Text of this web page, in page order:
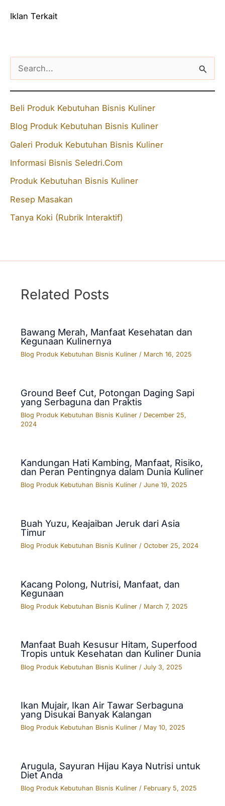
Iklan Terkait
e
r
c
h
f
o
Beli Produk Kebutuhan Bisnis Kuliner
Blog Produk Kebutuhan Bisnis Kuliner
Galeri Produk Kebutuhan Bisnis Kuliner
Informasi Bisnis Seledri.Com
Produk Kebutuhan Bisnis Kuliner
Resep Masakan
Tanya Koki (Rubrik Interaktif)
Related Posts
Bawang Merah, Manfaat Kesehatan dan
Kegunaan Kulinernya
Blog Produk Kebutuhan Bisnis Kuliner / March 16, 2025
Ground Beef Cut, Potongan Daging Sapi
yang Serbaguna dan Praktis
Blog Produk Kebutuhan Bisnis Kuliner / December 25,
2024
Kandungan Hati Kambing, Manfaat, Risiko,
dan Peran Pentingnya dalam Dunia Kuliner
Blog Produk Kebutuhan Bisnis Kuliner /June 19, 2025
Buah Yuzu, Keajaiban Jeruk dari Asia
Timur
Blog Produk Kebutuhan Bisnis Kuliner /October 25, 2024
Kacang Polong, Nutrisi, Manfaat, dan
Kegunaan
Blog Produk Kebutuhan Bisnis Kuliner / March 7, 2025
Manfaat Buah Kesusur Hitam, Superfood
Tropis untuk Kesehatan dan Kuliner Dunia
Blog Produk Kebutuhan Bisnis Kuliner /July 3, 2025
Ikan Mujair, Ikan Air Tawar Serbaguna
yang Disukai Banyak Kalangan
Blog Produk Kebutuhan Bisnis Kuliner / May 10, 2025
Arugula, Sayuran Hijau Kaya Nutrisi untuk
Diet Anda
Blog Produk Kebutuhan Bisnis Kuliner / February 5, 2025